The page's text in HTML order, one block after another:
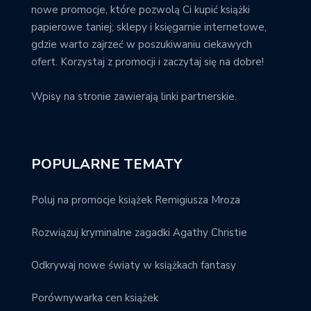
nowe promocje, które pozwolą Ci kupić książki
papierowe taniej; sklepy i księgarnie internetowe,
gdzie warto zajrzeć w poszukiwaniu ciekawych
ofert. Korzystaj z promocji i zaczytaj się na dobre!
Wpisy na stronie zawierają linki partnerskie.
POPULARNE TEMATY
Poluj na promocje książek Remigiusza Mroza
Rozwiązuj kryminalne zagadki Agathy Christie
Odkrywaj nowe światy w książkach fantasy
Porównywarka cen książek